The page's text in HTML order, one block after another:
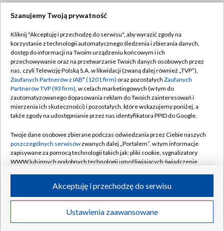
TVP
Abonament TVP
Emisja w TVP
Centrum informacji TVP
Naziemna Telewizja Cyfrowa
Rada Programowa
System NOS
Informacje o nadawcy
Program dla prasy
Ogłoszenie przetargowe
Regulamin TVP
Polityka prywatności
Moje zgody
Pomoc
Kontakt
Kanały
©2026 Telewizja Polska S.A. w likwidacji
Szanujemy Twoją prywatność
Kliknij "Akceptuję i przechodzę do serwisu", aby wyrazić zgody na
korzystanie z technologii automatycznego śledzenia i zbierania danych,
dostęp do informacji na Twoim urządzeniu końcowym i ich
przechowywanie oraz na przetwarzanie Twoich danych osobowych przez
nas, czyli Telewizję Polską S.A. w likwidacji (zwaną dalej również „TVP”),
Zaufanych Partnerów z IAB* (1201 firm) oraz pozostałych Zaufanych
Partnerów TVP (93 firm), w celach marketingowych (w tym do
zautomatyzowanego dopasowania reklam do Twoich zainteresowań i
mierzenia ich skuteczności) i pozostałych, które wskazujemy poniżej, a
także zgody na udostępnianie przez nas identyfikatora PPID do Google.
Twoje dane osobowe zbierane podczas odwiedzania przez Ciebie naszych
poszczególnych serwisówzwanych dalej „Portalem”, w tym informacje
zapisywane za pomocą technologii takich jak: pliki cookie, sygnalizatory
WWW lub innych podobnych technologii umożliwiających świadczenie
ruchu w Internecie.
Twoje dane osobowe zbierane podczas odwiedzania przez Ciebie
poszczególnych serwisówna Portalu, takie jak adresy IP, identyfikatory
Ustawienia zaawansowane
Akceptuję i przechodzę do serwisu